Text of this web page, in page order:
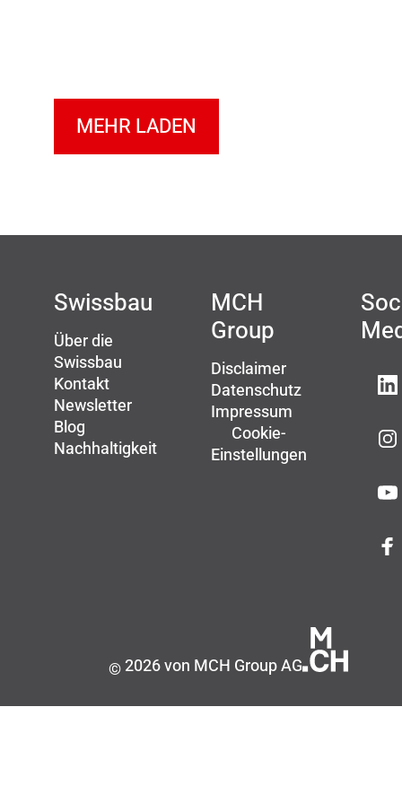
MEHR LADEN
Swissbau
Über die
Swissbau
Kontakt
Newsletter
Blog
Nachhaltigkeit
MCH
Group
Disclaimer
Datenschutz
Impressum
Cookie-
Einstellungen
©2026 von MCH Group AG